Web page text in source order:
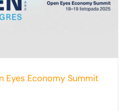
Eyes Economy Summit